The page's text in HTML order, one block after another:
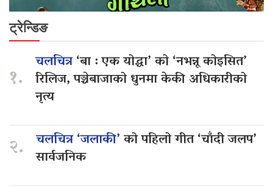
ट्रेन्डिङ
१.
चलचित्र‘बा : एक योद्धा’ को ‘नभन्नू कोइसित’
रिलिज, पञ्चेबाजाको धुनमा केकी अधिकारीको
नृत्य
२. चलचित्र ‘जलाकी’को पहिलो गीत ‘चाँदी जलप’
सार्वजनिक